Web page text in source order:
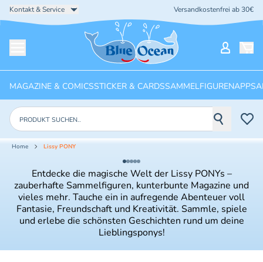
Kontakt & Service Versandkostenfrei ab 30€
Startseite
MAGAZINE & COMICSSTICKER & CARDSSAMMELFIGURENAPPS
Produkte suchen
Home Lissy PONY
Entdecke die magische Welt der Lissy PONYs –
zauberhafte Sammelfiguren, kunterbunte Magazine und
vieles mehr. Tauche ein in aufregende Abenteuer voll
Fantasie, Freundschaft und Kreativität. Sammle, spiele
und erlebe die schönsten Geschichten rund um deine
Lieblingsponys!